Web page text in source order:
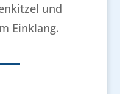
und
Einklang.